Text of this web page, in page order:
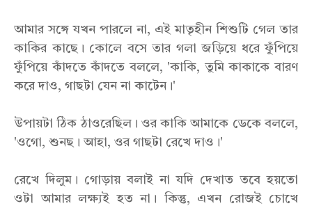
আমার সঙ্গে যখন পারলে না, এই মাতৃহীন শিশুটি গেল তার
কাকির কাছে। কোলে বসে তার গলা জড়িয়ে ধরে ফুঁপিয়ে
ফুঁপিয়ে কাঁদতে কাঁদতে বললে, 'কাকি, তুমি কাকাকে বারণ
করে দাও, গাছটা যেন না কাটেন।'
উপায়টা ঠিক ঠাওরেছিল। ওর কাকি আমাকে ডেকে বললে,
'ওগো, শুনছ। আহা, ওর গাছটা রেখে দাও।'
রেখে দিলুম। গোড়ায় বলাই না যদি দেখাত তবে হয়তো
ওটা আমার লক্ষ্যই হত না। কিন্তু, এখন রোজই চোখে